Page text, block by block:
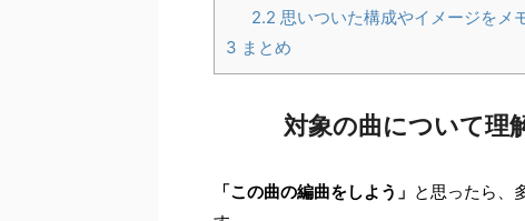
2.2 思いついた構成やイメージをメ
3 まとめ
対象の曲について理
「この曲の編曲をしよう」 と思ったら、